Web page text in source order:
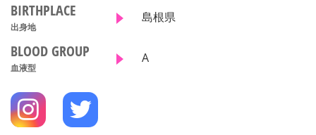
BIRTHPLACE
出身地
島根県
BLOOD GROUP
血液型
A